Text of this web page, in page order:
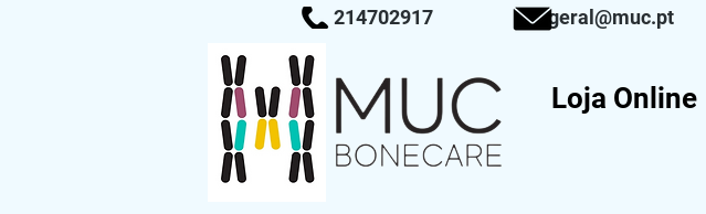
214702917geral@muc.pt
Loja Online